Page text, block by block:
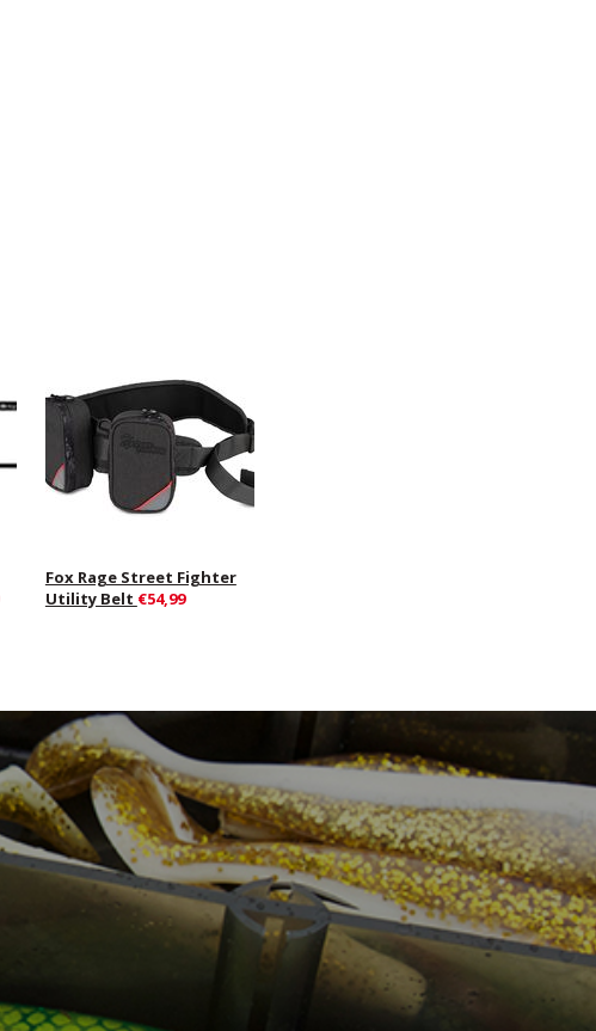
Fox Rage Street Fighter
Utility Belt €54,99